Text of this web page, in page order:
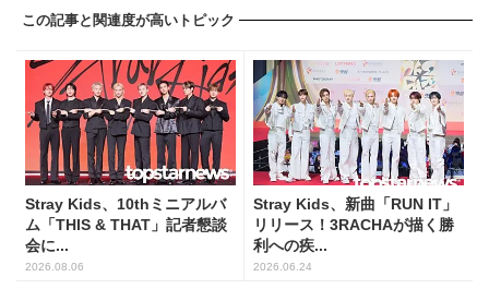
この記事と関連度が高いトピック
Stray Kids、10thミニアルバ
ム「THIS & THAT」記者懇談
会に...
2026.08.06
Stray Kids、新曲「RUN IT」
リリース！3RACHAが描く勝
利への疾...
2026.06.24